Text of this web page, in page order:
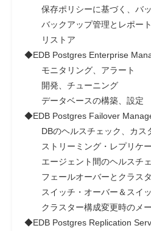
保存ポリシーに基づく、バッ
バックアップ管理とレポー
リストア
◆EDB Postgres Enterprise
モニタリング、アラート
開発、チューニング
データベースの構築、設定
◆EDB Postgres Failover
DBのヘルスチェック、カス
ストリーミング・レプリケー
エージェント間のヘルスチ
フェールオーバーとクラス
スイッチ・オーバー＆スイッ
クラスター構成変更時のメ
◆EDB Postgres Replication